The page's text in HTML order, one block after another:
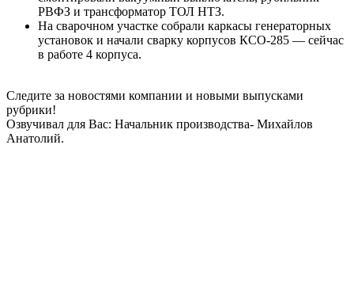
РВФЗ и трансформатор ТОЛ НТЗ.
На сварочном участке собрали каркасы генераторных
установок и начали сварку корпусов КСО-285 — сейчас
в работе 4 корпуса.
Следите за новостями компании и новыми выпусками
рубрики!
Озвучивал для Вас: Начальник производства- Михайлов
Анатолий.